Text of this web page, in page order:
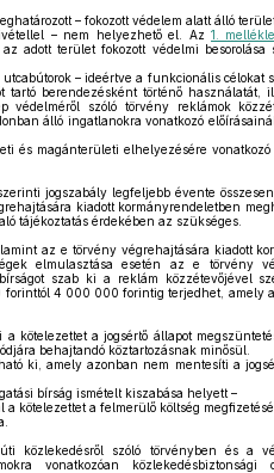
– fokozott védelem alatt álló
– nem helyezhető el. Az 1.
adott terület fokozott védelmi
– ideértve a funkcionális célokat
tartó berendezésként történő használatát,
szóló törvény reklámok
álló ingatlanokra vonatkozó
és magánterületi elhelyezésére
jogszabály legfeljebb évente
kiadott kormányrendeletben
tájékoztatás érdekében az szükséges.
az e törvény végrehajtására kiadott
elmulasztása esetén az e törvény
szab ki a reklám közzétevőjével
4 000 000 forintig terjedhet, amely
kötelezettet a jogsértő állapot
behajtandó köztartozásnak minősül.
ki, amely azonban nem mentesíti a
bírság ismételt kiszabása helyett –
kötelezettet a felmerülő költség
szóló törvényben és a
vonatkozóan közlekedésbiztonsági